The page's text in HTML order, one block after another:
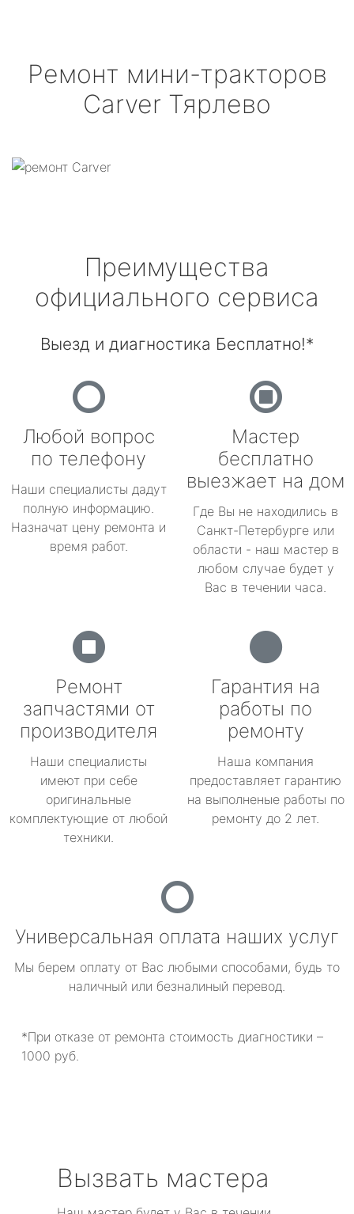
Ремонт мини-тракторов
Carver Тярлево
Преимущества
официального сервиса
Выезд и диагностика Бесплатно!*
Любой вопрос
по телефону
Наши специалисты дадут
полную информацию.
Назначат цену ремонта и
время работ.
Мастер
бесплатно
выезжает на дом
Где Вы не находились в
Санкт-Петербурге или
области - наш мастер в
любом случае будет у
Вас в течении часа.
Ремонт
запчастями от
производителя
Наши специалисты
имеют при себе
оригинальные
комплектующие от любой
техники.
Гарантия на
работы по
ремонту
Наша компания
предоставляет гарантию
на выполненые работы по
ремонту до 2 лет.
Универсальная оплата наших услуг
Мы берем оплату от Вас любыми способами, будь то
наличный или безналиный перевод.
*При отказе от ремонта стоимость диагностики –
1000 руб.
Вызвать мастера